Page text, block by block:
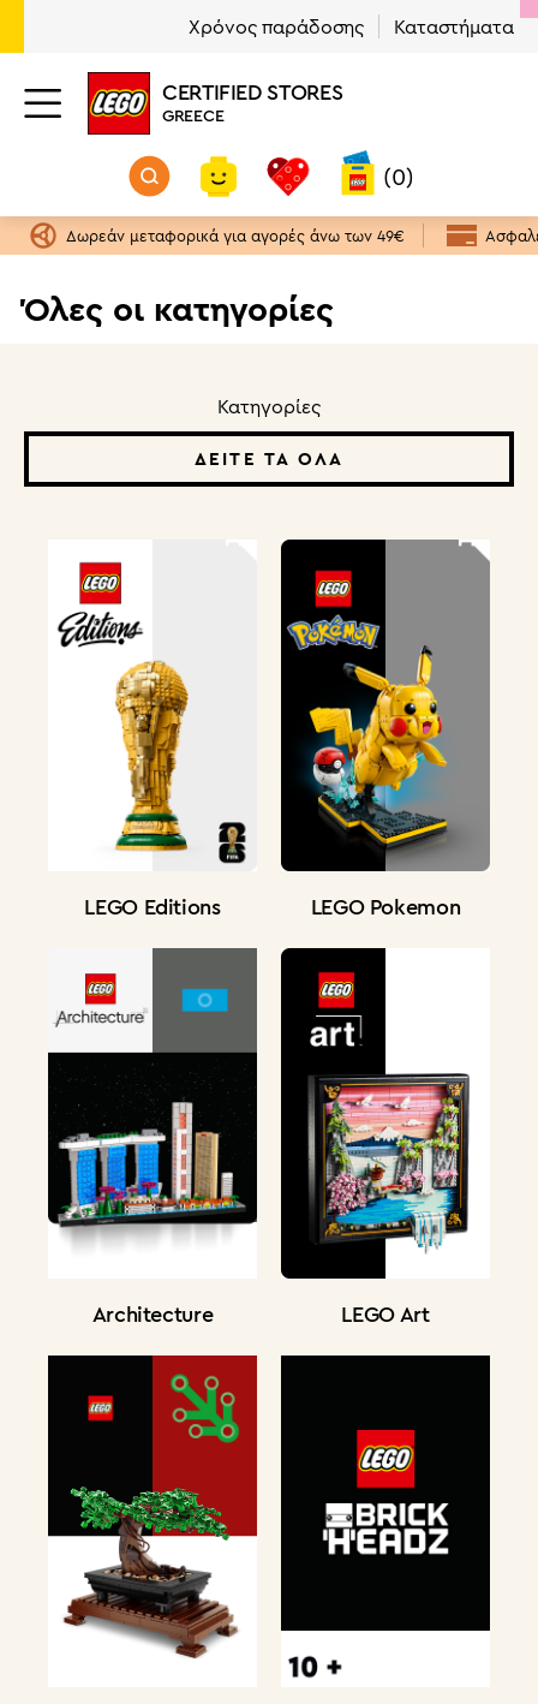
Χρόνος παράδοσης Καταστήματα
CERTIFIED STORES
GREECE
(0)
Δωρεάν μεταφορικά για αγορές άνω των 49€
Όλες οι κατηγορίες
Κατηγορίες
ΔΕΊΤΕ ΤΑ ΌΛΑ
LEGO Editions LEGO Pokemon
Architecture LEGO Art